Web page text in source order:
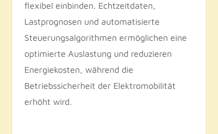
flexibel einbinden. Echtzeitdaten,
Lastprognosen und automatisierte
Steuerungsalgorithmen ermöglichen eine
optimierte Auslastung und reduzieren
Energiekosten, während die
Betriebssicherheit der Elektromobilität
erhöht wird.